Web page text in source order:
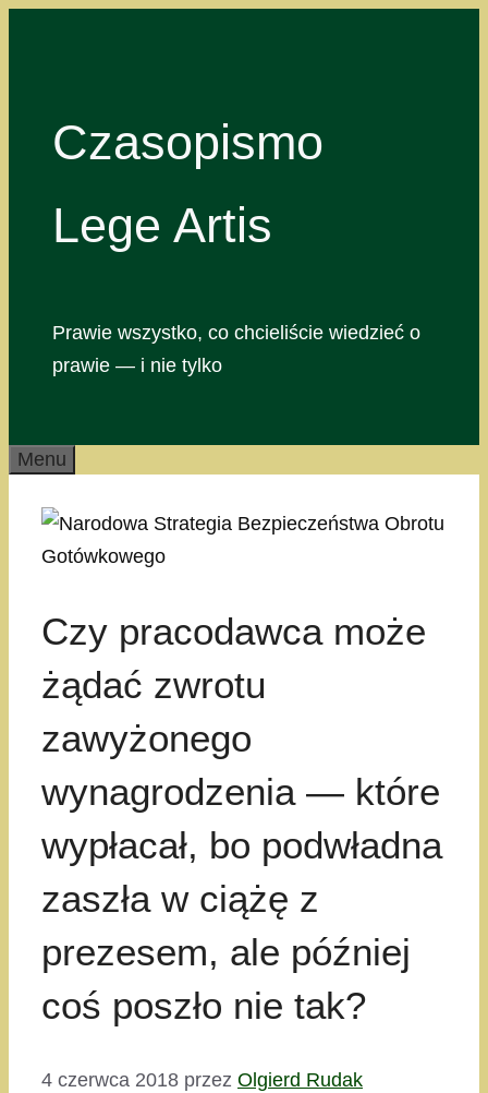
Czasopismo
Lege Artis
Prawie wszystko, co chcieliście wiedzieć o
prawie — i nie tylko
Menu
Czy pracodawca może
żądać zwrotu
zawyżonego
wynagrodzenia — które
wypłacał, bo podwładna
zaszła w ciążę z
prezesem, ale później
coś poszło nie tak?
4 czerwca 2018 przez Olgierd Rudak